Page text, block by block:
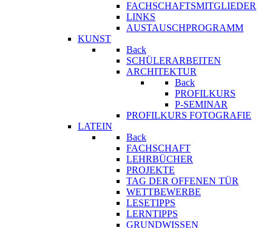
FACHSCHAFTSMITGLIEDER
LINKS
AUSTAUSCHPROGRAMM
KUNST
Back
SCHÜLERARBEITEN
ARCHITEKTUR
Back
PROFILKURS
P-SEMINAR
PROFILKURS FOTOGRAFIE
LATEIN
Back
FACHSCHAFT
LEHRBÜCHER
PROJEKTE
TAG DER OFFENEN TÜR
WETTBEWERBE
LESETIPPS
LERNTIPPS
GRUNDWISSEN